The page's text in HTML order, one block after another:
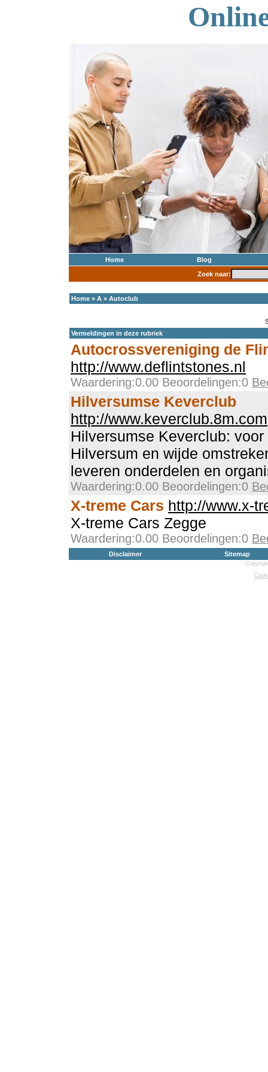
Home
Blog
Zoek naar:
Home » A » Autoclub
Vermeldingen in deze rubriek
Autocrossvereniging de
http://www.deflintstones.nl
Waardering:0.00 Beoordelingen:0
Hilversumse Keverclub
http://www.keverclub.8m.com
Hilversumse Keverclub:
Hilversum en wijde
leveren onderdelen en
Waardering:0.00 Beoordelingen:0
X-treme Cars http://www.x-
X-treme Cars Zegge
Waardering:0.00 Beoordelingen:0
Disclaimer Sitemap